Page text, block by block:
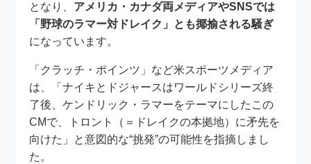
となり、 アメリカ・カナダ両メディアやSNSでは
「野球のラマー対ドレイク」とも揶揄される騒ぎ
になっています。
「クラッチ・ポインツ」など米スポーツメディア
は、「ナイキとドジャースはワールドシリーズ終
了後、ケンドリック・ラマーをテーマにしたこの
CMで、トロント（＝ドレイクの本拠地）に矛先を
向けた」と意図的な“挑発”の可能性を指摘しまし
た。